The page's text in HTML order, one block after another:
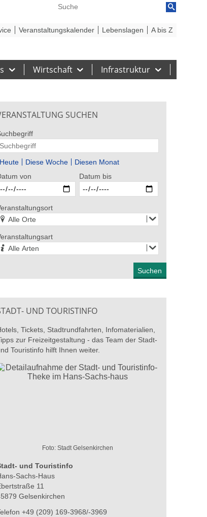
Wirtschaft Infrastruktur
Veranstaltungskalender Lebenslagen A bis Z
– Un
Bildrechte: Stadt Gelsenkirchen
SUCHEN
Heute Diese Woche
Diesen Monat
von
Datum bis
Alle Orte
Alle Arten
UND TOURISTINFO
Tickets, Stadtrundfahrten, Infomaterialien,
zur Freizeitgestaltung - das Team der Stadt-
Touristinfo hilft Ihnen weiter.
Foto: Stadt Gelsenkirchen
und Touristinfo
Sachs-Haus
11
Gelsenkirchen
+49 (209) 169-3968/-3969